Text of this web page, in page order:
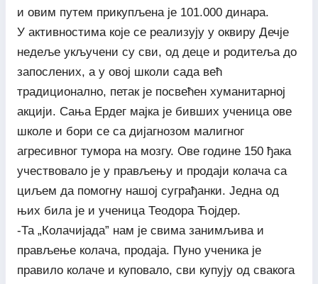
и овим путем прикупљена је 101.000 динара.
У активностима које се реализују у оквиру Дечје
недеље укључени су сви, од деце и родитеља до
запослених, а у овој школи сада већ
традиционално, петак је посвећен хуманитарној
акцији. Сања Ердег мајка је бивших ученица ове
школе и бори се са дијагнозом малигног
агресивног тумора на мозгу. Ове године 150 ђака
учествовало је у прављењу и продаји колача са
циљем да помогну нашој суграђанки. Једна од
њих била је и ученица Теодора Ћојдер.
-Та „Колачијада” нам је свима занимљива и
прављење колача, продаја. Пуно ученика је
правило колаче и куповало, сви купују од свакога